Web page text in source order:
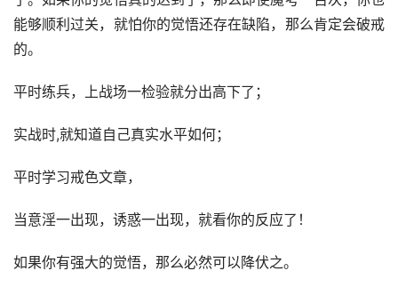
能够顺利过关，就怕你的觉悟还存在缺陷，那么肯定会破戒
的。
平时练兵，上战场一检验就分出高下了；
实战时,就知道自己真实水平如何；
平时学习戒色文章，
当意淫一出现，诱惑一出现，就看你的反应了！
如果你有强大的觉悟，那么必然可以降伏之。